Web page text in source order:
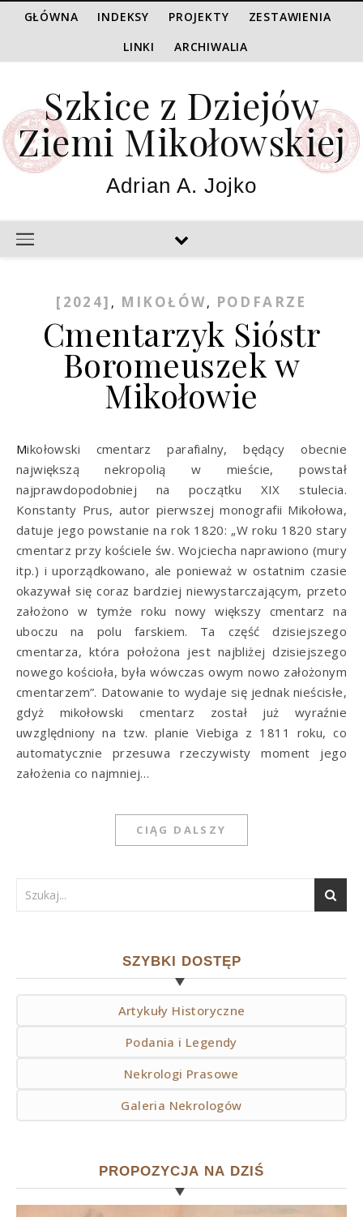
GŁÓWNA INDEKSY PROJEKTY
ZESTAWIENIA
LINKI
ARCHIWALIA
Szkice z Dziejów
Ziemi Mikołowskiej
Adrian A. Jojko
[2024] , MIKOŁÓW, PODFARZE
Cmentarzyk Sióstr
Boromeuszek w
Mikołowie
Mikołowski cmentarz parafialny, będący obecnie
największą nekropolią w mieście, powstał
najprawdopodobniej na początku XIX stulecia.
Konstanty Prus, autor pierwszej monografii Mikołowa,
datuje jego powstanie na rok 1820: „W roku 1820 stary
cmentarz przy kościele św. Wojciecha naprawiono (mury
itp.) i uporządkowano, ale ponieważ w ostatnim czasie
okazywał się coraz bardziej niewystarczającym, przeto
założono w tymże roku nowy większy cmentarz na
uboczu na polu farskiem. Ta część dzisiejszego
cmentarza, która położona jest najbliżej dzisiejszego
nowego kościoła, była wówczas owym nowo założonym
cmentarzem”. Datowanie to wydaje się jednak nieścisłe,
gdyż mikołowski cmentarz został już wyraźnie
uwzględniony na tzw. planie Viebiga z 1811 roku, co
automatycznie przesuwa rzeczywisty moment jego
założenia co najmniej…
CIĄG DALSZY
SZYBKI DOSTĘP
Artykuły Historyczne
Podania i Legendy
Nekrologi Prasowe
Galeria Nekrologów
PROPOZYCJA NA DZIŚ